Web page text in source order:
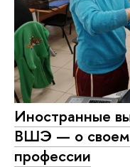
Иностранные
ВШЭ — о своем
профессии